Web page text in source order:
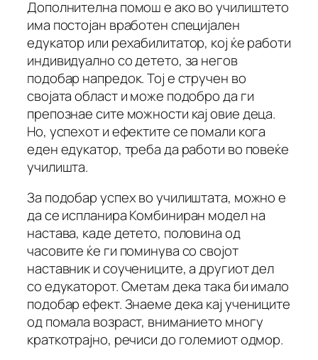
Дополнителна помош е ако во училиштето
има постојан вработен специјален
едукатор или рехабилитатор, кој ќе работи
индивидуално со детето, за негов
подобар напредок. Тој е стручен во
својата област и може подобро да ги
препознае сите можности кај овие деца.
Но, успехот и ефектите се помали кога
еден едукатор, треба да работи во повеќе
училишта.
За подобар успех во училиштата, можно е
да се испланира Комбиниран модел на
настава, каде детето, половина од
часовите ќе ги поминува со својот
наставник и соучениците, а другиот дел
со едукаторот. Сметам дека така би имало
подобар ефект. Знаеме дека кај учениците
од помала возраст, вниманието многу
краткотрајно, речиси до големиот одмор.